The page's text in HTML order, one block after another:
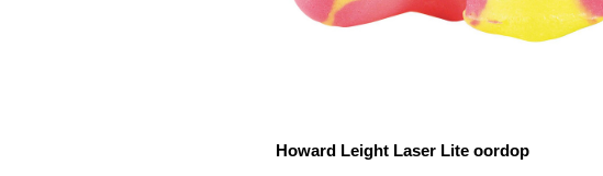
Howard Leight Laser Lite oordop